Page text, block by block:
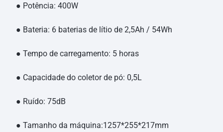
● Potência: 400W
● Bateria: 6 baterias de lítio de 2,5Ah / 54Wh
● Tempo de carregamento: 5 horas
● Capacidade do coletor de pó: 0,5L
● Ruído: 75dB
● Tamanho da máquina:1257*255*217mm